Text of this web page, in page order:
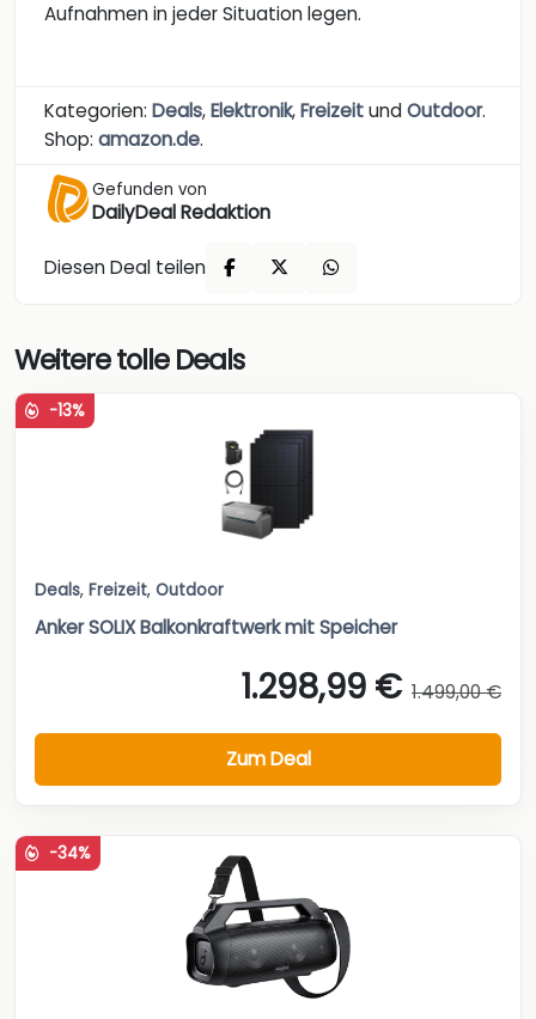
Aufnahmen in jeder Situation legen.
Kategorien: Deals,Elektronik,FreizeitundOutdoor.
Shop: amazon.de.
Gefunden von
DailyDeal Redaktion
Diesen Deal teilen
Weitere tolle Deals
-13%
Deals, Freizeit, Outdoor
Anker SOLIX Balkonkraftwerk mit Speicher
1.298,99 € 1.499,00 €
Zum Deal
-34%